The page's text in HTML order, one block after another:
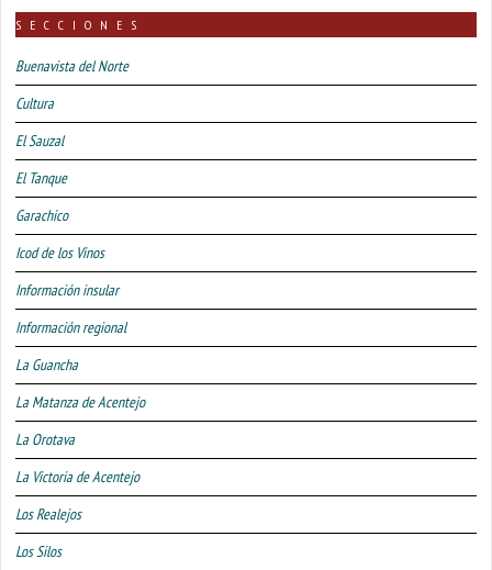
SECCIONES
Buenavista del Norte
Cultura
El Sauzal
El Tanque
Garachico
Icod de los Vinos
Información insular
Información regional
La Guancha
La Matanza de Acentejo
La Orotava
La Victoria de Acentejo
Los Realejos
Los Silos